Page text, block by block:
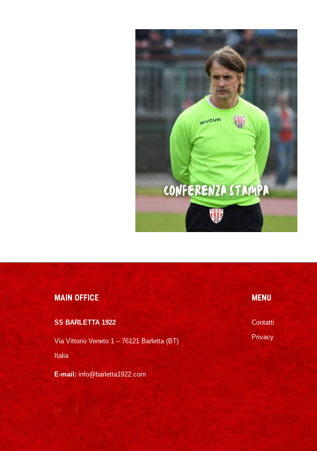
MAIN OFFICE
SS BARLETTA 1922
Via Vittorio Veneto 1 – 76121 Barletta (BT)
Italia
E-mail: info@barletta1922.com
MENU
Contatti
Privacy